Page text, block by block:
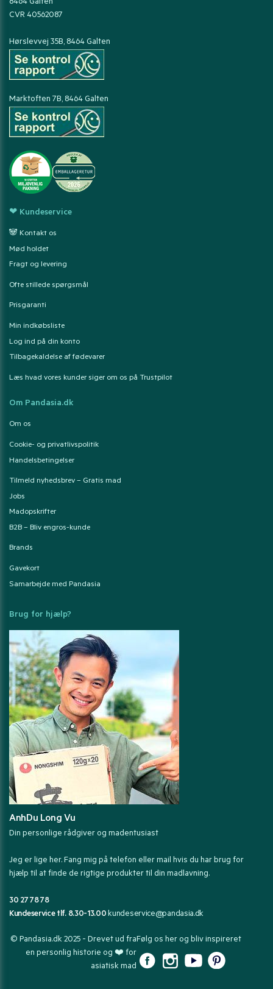
8464 Galten
CVR 40562087
Hørslevvej 35B, 8464 Galten
Marktoften 7B, 8464 Galten
❤ Kundeservice
🐼 Kontakt os
Mød holdet
Fragt og levering
Ofte stillede spørgsmål
Prisgaranti
Min indkøbsliste
Log ind på din konto
Tilbagekaldelse af fødevarer
Læs hvad vores kunder siger om os på Trustpilot
Om Pandasia.dk
Om os
Cookie- og privatlivspolitik
Handelsbetingelser
Tilmeld nyhedsbrev – Gratis mad
Jobs
Madopskrifter
B2B – Bliv engros-kunde
Brands
Gavekort
Samarbejde med Pandasia
Brug for hjælp?
AnhDu Long Vu
Din personlige rådgiver og madentusiast
Jeg er lige her. Fang mig på telefon eller mail hvis du har brug for
hjælp til at finde de rigtige produkter til din madlavning.
30 27 78 78
Kundeservice tlf. 8.30-13.00kundeservice@pandasia.dk
© Pandasia.dk 2025 - Drevet ud fra
en personlig historie og ❤️ for
asiatisk mad
Følg os her og bliv inspireret